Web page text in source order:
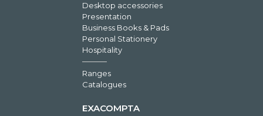
Desktop accessories
Presentation
Business Books & Pads
Personal Stationery
Hospitality
Ranges
Catalogues
EXACOMPTA